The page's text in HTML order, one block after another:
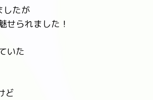
したが
せられました！
いた
ど